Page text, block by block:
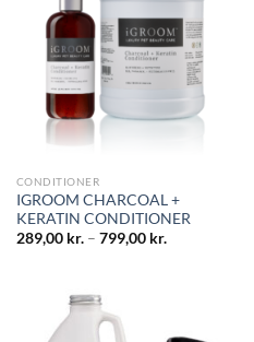
CONDITIONER
IGROOM CHARCOAL +
KERATIN CONDITIONER
289,00 kr.– 799,00 kr.